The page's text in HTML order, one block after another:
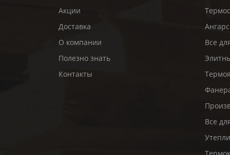
Акции
Доставка
О компании
Полезно знать
Контакты
Все
Все